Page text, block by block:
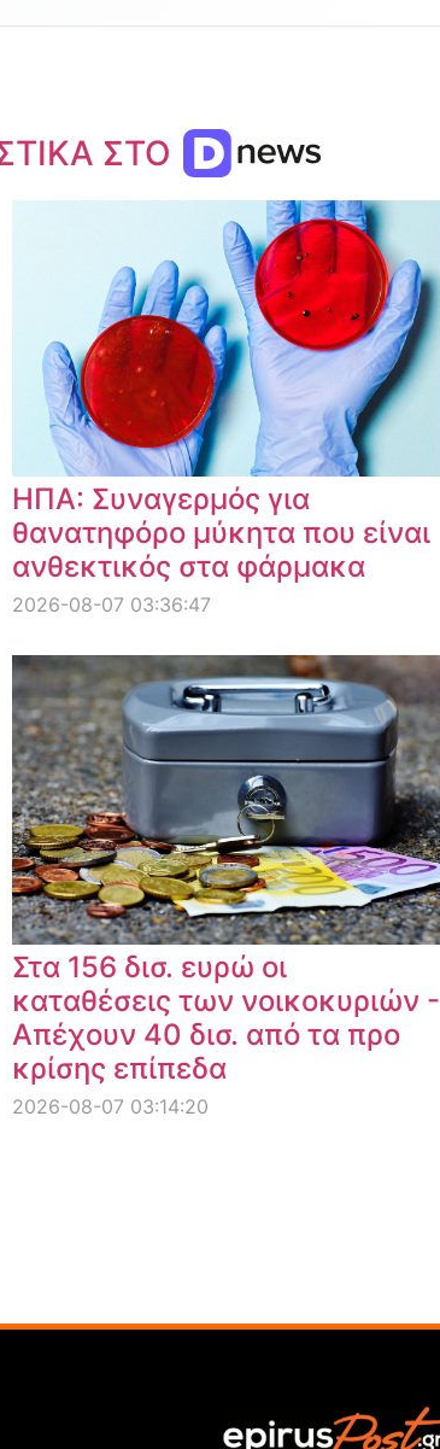
ΣΤΟ
ΗΠΑ: Συναγερμός για
θανατηφόρο μύκητα που είναι
ανθεκτικός στα φάρμακα
2026-08-07 03:36:47
Στα 156 δισ. ευρώ οι
καταθέσεις των νοικοκυριών -
Απέχουν 40 δισ. από τα προ
κρίσης επίπεδα
2026-08-07 03:14:20